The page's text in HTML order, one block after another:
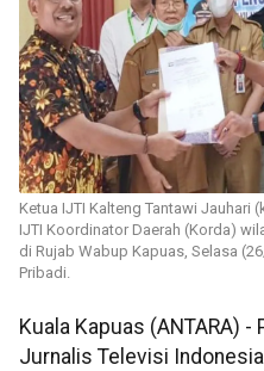
Ketua IJTI Kalteng Tantawi Jauhari
IJTI Koordinator Daerah (Korda)
di Rujab Wabup Kapuas, Selasa
Pribadi.
Kuala Kapuas (ANTARA)
Jurnalis Televisi